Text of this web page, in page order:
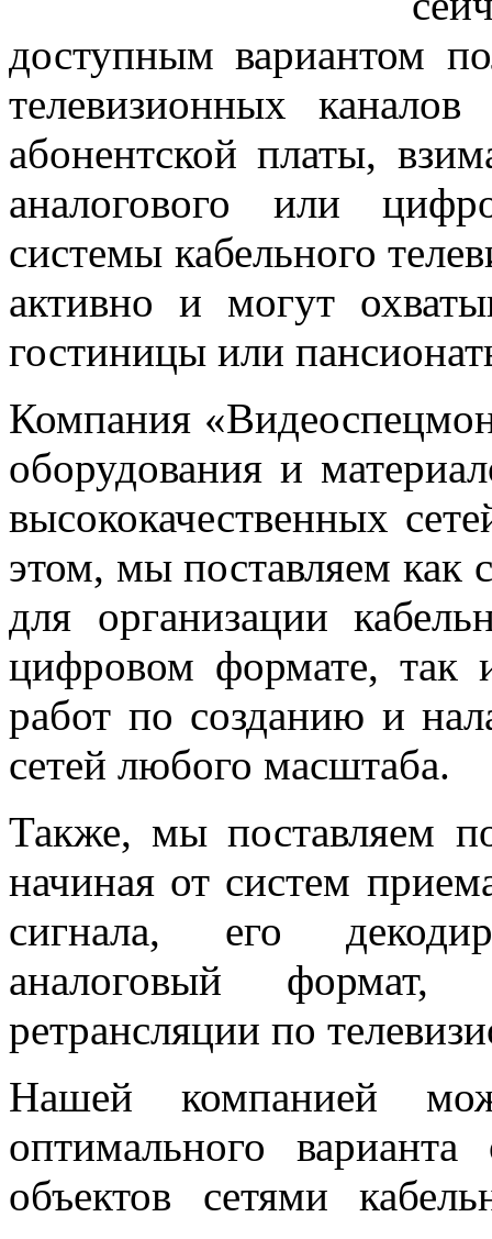
доступным вариантом
телевизионных
абонентской платы,
аналогового или
системы кабельного
активно и могут
гостиницы или
Компания
оборудования и
высококачественных
этом, мы поставляем как
для организации
цифровом формате, так
работ по созданию и
сетей любого масштаба.
Также, мы поставляем
начиная от систем
сигнала, его
аналоговый
ретрансляции по
Нашей компанией
оптимального
объектов сетями